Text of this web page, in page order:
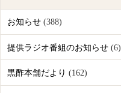
お知らせ(388)
提供ラジオ番組のお知らせ(6)
黒酢本舗だより (162)